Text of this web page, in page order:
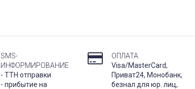
SMS-
ИНФОРМИРОВАНИЕ
- ТТН отправки
- прибытие на
ОПЛАТА
Visa/MasterCard,
Приват24, Монобанк,
безнал для юр. лиц,